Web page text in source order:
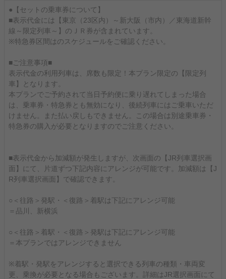
●【セットの乗車券について】
■表示代金には【東京（23区内）～新大阪（市内）／東海道新幹
線～限定列車～】のＪＲ券が含まれています。
※特急券区間はのスケジュールをご確認ください。
■ご注意事項■
表示代金の利用列車は、席数も限定！本プラン限定の【限定列
車】となります。
本プランでご予約されて当日予約便に乗り遅れてしまった場合
は、乗車券・特急券とも無効になり、後続列車にはご乗車いただ
けません。また払い戻しもできません。この場合は別途乗車券・
特急券の購入が必要となりますのでご注意ください。
■表示代金から加減額が発生しますが、次画面の【JR列車選択画
面】にて、片道ずつ下記内容にアレンジが可能です。加減額は【J
R列車選択画面】で確認できます。
○＜往路＞発駅・＜復路＞着駅は下記にアレンジ可能
＝品川、新横浜
○＜往路＞着駅・＜復路＞発駅は下記にアレンジ可能
＝本プランではアレンジできません
※着駅・発駅をアレンジすると選択できる列車の種類・車両変
更、乗換が必要となる場合もございます。詳細はJR選択画面にて